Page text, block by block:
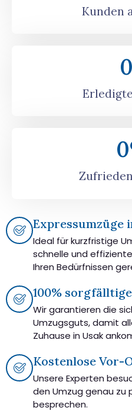
Kunden
0
0
Expressumzüge
Ideal für kurzfristige
schnelle und
Ihren Bedürfnissen
100%
Wir garantieren die
Umzugsguts, damit
Zuhause in Usak
Kostenlose
Unsere Experten
den Umzug genau zu
besprechen.